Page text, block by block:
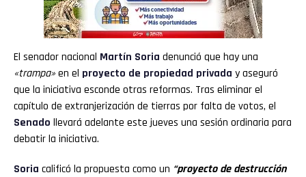
El senador nacional Martín Soria denunció que hay una
«trampa»en el proyecto de propiedad privada y aseguró
que la iniciativa esconde otras reformas. Tras eliminar el
capítulo de extranjerización de tierras por falta de votos, el
Senado llevará adelante este jueves una sesión ordinaria para
debatir la iniciativa.
Soria calificó la propuesta como un “proyecto de destrucción